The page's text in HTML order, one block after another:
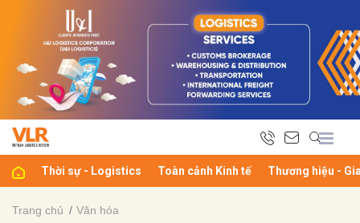
Thời sự - Logistics Toàn cảnh Kinh tế Thương hiệu -
Trang chủ Văn hóa
luận